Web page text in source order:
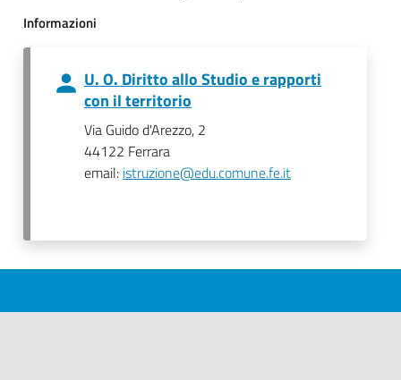
Informazioni
U. O. Diritto allo Studio e rapporti
con il territorio
Via Guido d'Arezzo, 2
44122 Ferrara
email: istruzione@edu.comune.fe.it